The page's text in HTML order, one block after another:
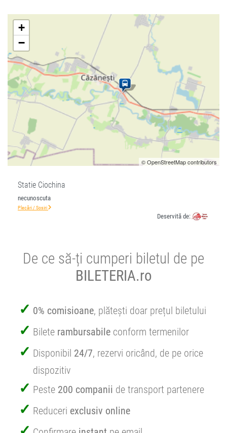
+
−
© OpenStreetMap contributors
Statie Ciochina
necunoscuta
Plecări / Sosiri
Deservită de:
De ce să-ți cumperi biletul de pe
BILETERIA.ro
0% comisioane, plătești doar prețul biletului
Bilete rambursabile conform termenilor
Disponibil 24/7, rezervi oricând, de pe orice
dispozitiv
Peste 200 companii de transport partenere
Reduceri exclusiv online